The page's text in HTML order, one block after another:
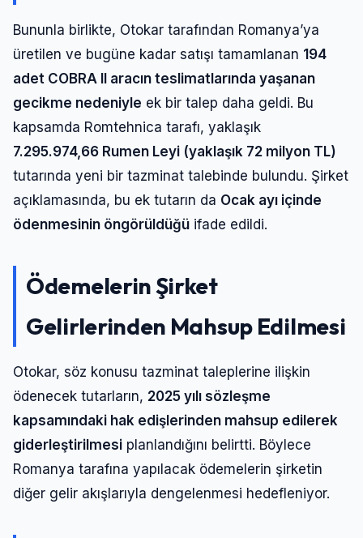
Bununla birlikte, Otokar tarafından Romanya’ya
üretilen ve bugüne kadar satışı tamamlanan 194
adet COBRA II aracın teslimatlarında yaşanan
gecikme nedeniyle ek bir talep daha geldi. Bu
kapsamda Romtehnica tarafı, yaklaşık
7.295.974,66 Rumen Leyi (yaklaşık 72 milyon TL)
tutarında yeni bir tazminat talebinde bulundu. Şirket
açıklamasında, bu ek tutarın da Ocak ayı içinde
ödenmesinin öngörüldüğü ifade edildi.
Ödemelerin Şirket
Gelirlerinden Mahsup Edilmesi
Otokar, söz konusu tazminat taleplerine ilişkin
ödenecek tutarların, 2025 yılı sözleşme
kapsamındaki hak edişlerinden mahsup edilerek
giderleştirilmesi planlandığını belirtti. Böylece
Romanya tarafına yapılacak ödemelerin şirketin
diğer gelir akışlarıyla dengelenmesi hedefleniyor.